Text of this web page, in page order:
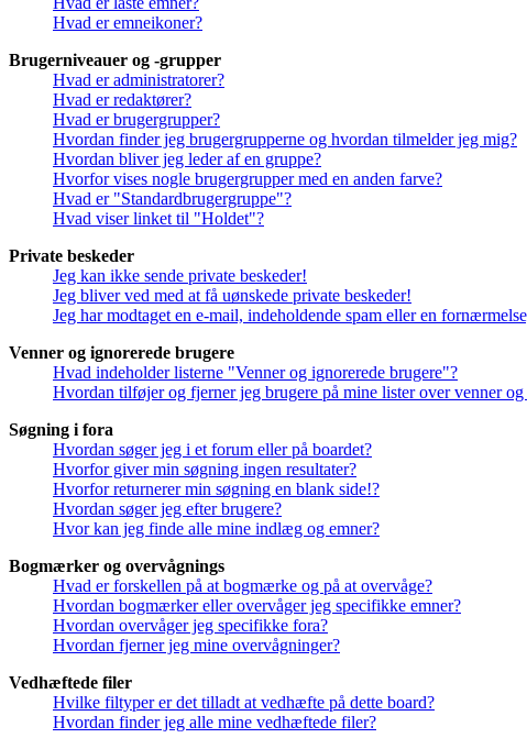
Hvad er emneikoner?
Brugerniveauer og -grupper
Hvad er administratorer?
Hvad er redaktører?
Hvad er brugergrupper?
Hvordan finder jeg brugergrupperne og hvordan tilmelder jeg mig?
Hvordan bliver jeg leder af en gruppe?
Hvorfor vises nogle brugergrupper med en anden farve?
Hvad er "Standardbrugergruppe"?
Hvad viser linket til "Holdet"?
Private beskeder
Jeg kan ikke sende private beskeder!
Jeg bliver ved med at få uønskede private beskeder!
Jeg har modtaget en e-mail, indeholdende spam eller en
Venner og ignorerede brugere
Hvad indeholder listerne "Venner og ignorerede brugere"?
Hvordan tilføjer og fjerner jeg brugere på mine lister over venner og
Søgning i fora
Hvordan søger jeg i et forum eller på boardet?
Hvorfor giver min søgning ingen resultater?
Hvorfor returnerer min søgning en blank side!?
Hvordan søger jeg efter brugere?
Hvor kan jeg finde alle mine indlæg og emner?
Bogmærker og overvågnings
Hvad er forskellen på at bogmærke og på at overvåge?
Hvordan bogmærker eller overvåger jeg specifikke emner?
Hvordan overvåger jeg specifikke fora?
Hvordan fjerner jeg mine overvågninger?
Vedhæftede filer
Hvilke filtyper er det tilladt at vedhæfte på dette board?
Hvordan finder jeg alle mine vedhæftede filer?